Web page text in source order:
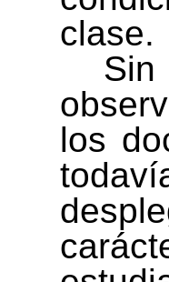
clase.
Sin
los